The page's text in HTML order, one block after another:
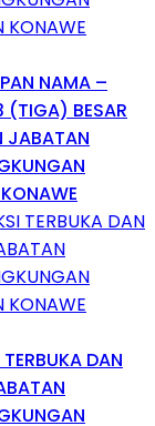
NAMA –
(TIGA) BESAR
JABATAN
DAN